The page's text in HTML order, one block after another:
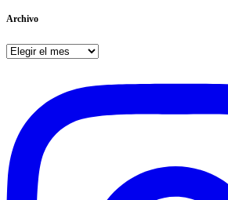
Archivo
Archivo